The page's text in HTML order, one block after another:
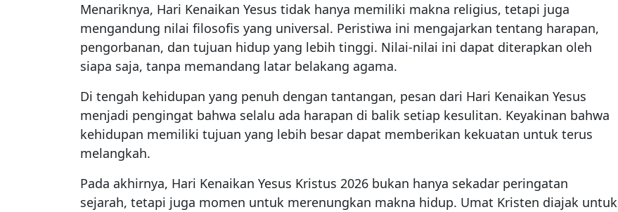
Menariknya, Hari Kenaikan Yesus tidak hanya memiliki makna religius, tetapi juga
mengandung nilai filosofis yang universal. Peristiwa ini mengajarkan tentang harapan,
pengorbanan, dan tujuan hidup yang lebih tinggi. Nilai-nilai ini dapat diterapkan oleh
siapa saja, tanpa memandang latar belakang agama.
Di tengah kehidupan yang penuh dengan tantangan, pesan dari Hari Kenaikan Yesus
menjadi pengingat bahwa selalu ada harapan di balik setiap kesulitan. Keyakinan bahwa
kehidupan memiliki tujuan yang lebih besar dapat memberikan kekuatan untuk terus
melangkah.
Pada akhirnya, Hari Kenaikan Yesus Kristus 2026 bukan hanya sekadar peringatan
sejarah, tetapi juga momen untuk merenungkan makna hidup. Umat Kristen diajak untuk